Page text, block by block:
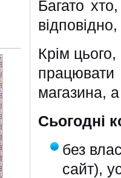
Багато
Крім
магазина,
Сьогодні
без
сайт),